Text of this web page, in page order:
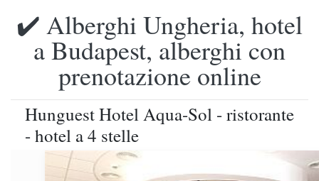
✔️ Alberghi Ungheria, hotel
a Budapest, alberghi con
prenotazione online
Hunguest Hotel Aqua-Sol - ristorante
- hotel a 4 stelle